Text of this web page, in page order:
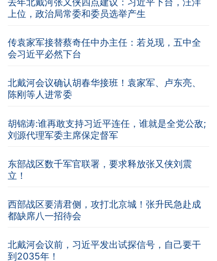
上位，政治局常委和委员选举产生
传袁家军接替蔡奇任中办主任：若兑现，五中全
会习近平必然下台
北戴河会议确认胡春华接班！袁家军、卢东亮、
陈刚等人进常委
胡锦涛:谁再敢支持习近平连任，谁就是全党公敌;
刘源代理军委主席保定督军
东部战区数千军官联署，要求释放张又侠刘震
立！
西部战区要清君侧，攻打北京城！张升民急赴成
都缺席八一招待会
北戴河会议前，习近平发出试探信号，自己要干
到2035年！